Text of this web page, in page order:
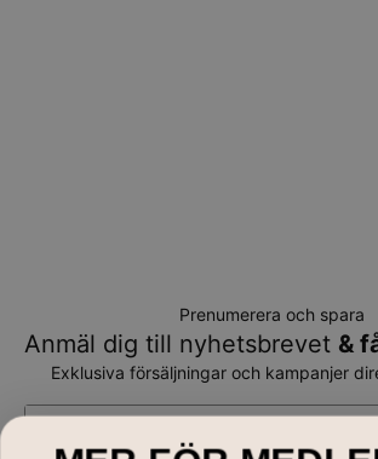
Prenumerera och spara
Anmäl dig till nyhetsbrevet &
Exklusiva försäljningar och kampanjer